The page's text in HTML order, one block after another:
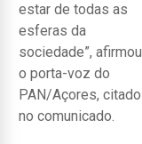
estar de todas as
esferas da
sociedade”, afirmou
o porta-voz do
PAN/Açores, citado
no comunicado.